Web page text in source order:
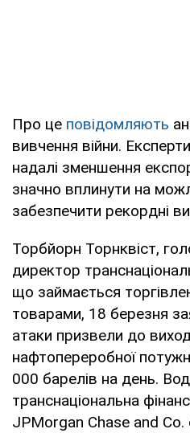
Про це повідомляють
вивчення війни.
надалі зменшення
значно вплинути на
забезпечити рекордні
Торбйорн Торнквіст,
директор
що займається
товарами, 18 березня
атаки призвели до
нафтопереробної
000 барелів на день.
транснаціональна
JPMorgan Chase and Co.